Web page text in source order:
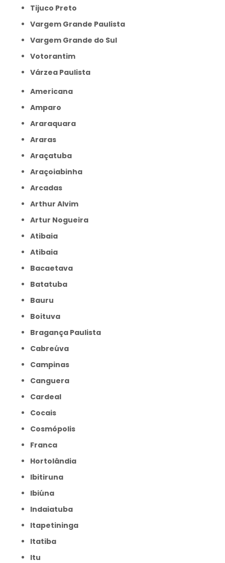
Tijuco Preto
Vargem Grande Paulista
Vargem Grande do Sul
Votorantim
Várzea Paulista
Americana
Amparo
Araraquara
Araras
Araçatuba
Araçoiabinha
Arcadas
Arthur Alvim
Artur Nogueira
Atibaia
Atibaia
Bacaetava
Batatuba
Bauru
Boituva
Bragança Paulista
Cabreúva
Campinas
Canguera
Cardeal
Cocais
Cosmópolis
Franca
Hortolândia
Ibitiruna
Ibiúna
Indaiatuba
Itapetininga
Itatiba
Itu